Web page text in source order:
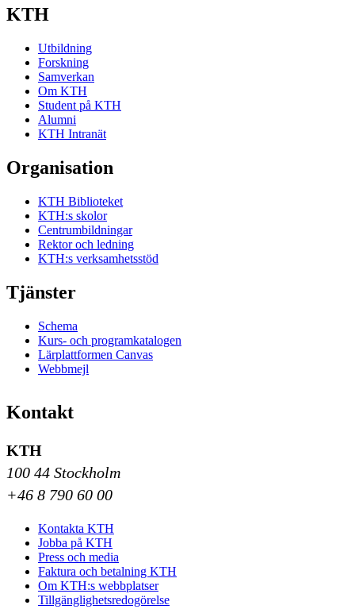
KTH
Utbildning
Forskning
Samverkan
Om KTH
Student på KTH
Alumni
KTH Intranät
Organisation
KTH Biblioteket
KTH:s skolor
Centrumbildningar
Rektor och ledning
KTH:s verksamhetsstöd
Tjänster
Schema
Kurs- och programkatalogen
Lärplattformen Canvas
Webbmejl
Kontakt
KTH
100 44 Stockholm
+46 8 790 60 00
Kontakta KTH
Jobba på KTH
Press och media
Faktura och betalning KTH
Om KTH:s webbplatser
Tillgänglighetsredogörelse